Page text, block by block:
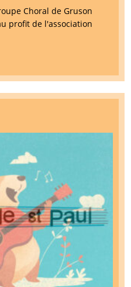
Choral de Gruson
profit de l'association